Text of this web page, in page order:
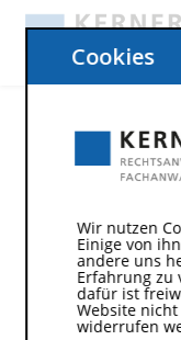
7. Mai 2012
Streit
Cookies
Wir nutzen
Einige von
andere uns
Erfahrung zu
dafür ist
Website
widerrufen